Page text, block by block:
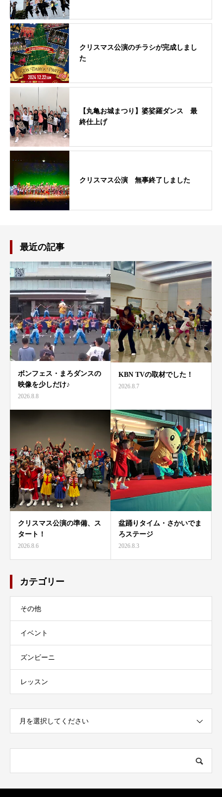
クリスマス公演のチラシが完成しまし
た
【丸亀お城まつり】婆娑羅ダンス 最
終仕上げ
クリスマス公演 無事終了しました
最近の記事
ボンフェス・まろダンスの
映像を少しだけ♪
2026.8.8
KBN TVの取材でした！
2026.8.7
クリスマス公演の準備、ス
タート！
2026.8.6
盆踊りタイム・さかいでま
ろステージ
2026.8.3
カテゴリー
その他
イベント
ズンビーニ
レッスン
月を選択してください